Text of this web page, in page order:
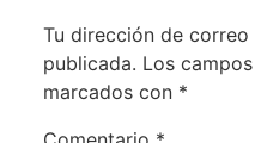
Tu dirección de
publicada. Los
marcados con *